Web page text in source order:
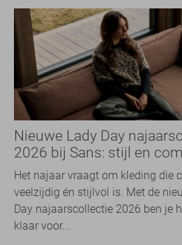
Nieuwe Lady Day
2026 bij Sans: stijl en
travelkwaliteit
Het najaar vraagt om kleding die
veelzijdig én stijlvol is. Met de
Day najaarscollectie 2026 ben je
klaar voor...